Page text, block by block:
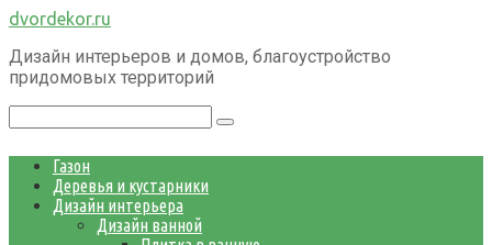
Перейти
контенту
dvordekor.ru
Дизайн интерьеров и домов, благоустройство
придомовых территорий
Газон
Деревья и кустарники
Дизайн интерьера
Дизайн ванной